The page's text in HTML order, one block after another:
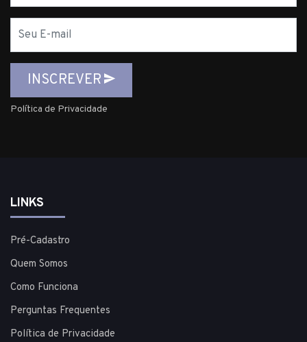
mail
INSCREVER
Política de Privacidade
LINKS
Pré-Cadastro
Quem Somos
Como Funciona
Perguntas Frequentes
Política de Privacidade